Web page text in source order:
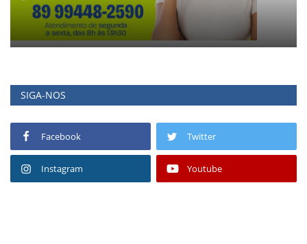
SIGA-NOS
Facebook Twitter
Instagram Youtube